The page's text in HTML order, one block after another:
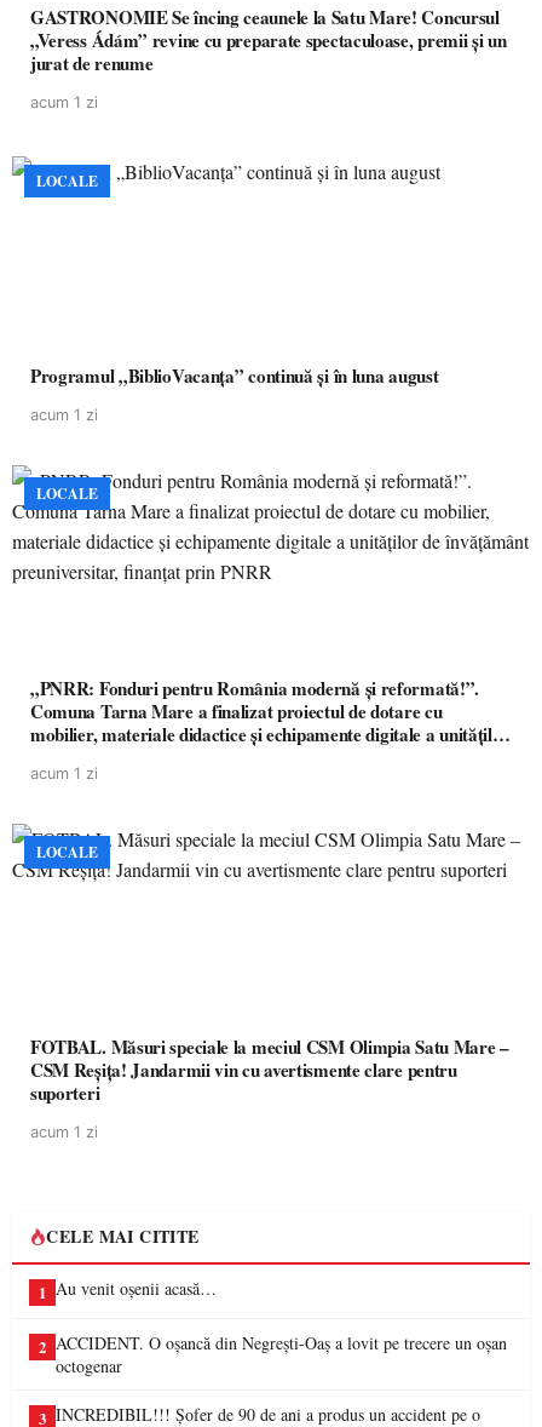
GASTRONOMIE Se încing ceaunele la Satu Mare! Concursul
„Veress Ádám” revine cu preparate spectaculoase, premii și un
jurat de renume
acum 1 zi
LOCALE
Programul „BiblioVacanța” continuă și în luna august
acum 1 zi
LOCALE
„PNRR: Fonduri pentru România modernă și reformată!”.
Comuna Tarna Mare a finalizat proiectul de dotare cu
mobilier, materiale didactice și echipamente digitale a unităților
acum 1 zi
LOCALE
FOTBAL. Măsuri speciale la meciul CSM Olimpia Satu Mare –
CSM Reșița! Jandarmii vin cu avertismente clare pentru
suporteri
acum 1 zi
CELE MAI CITITE
1 Au venit oșenii acasă…
2 ACCIDENT. O oșancă din Negrești-Oaș a lovit pe trecere un oșan
octogenar
3 INCREDIBIL!!! Șofer de 90 de ani a produs un accident pe o